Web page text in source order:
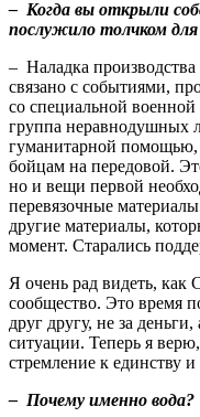
– Когда вы открыли
послужило толчком
– Наладка производства
связано с событиями,
со специальной
группа неравнодушных
гуманитарной помощью,
бойцам на передовой.
но и вещи первой
перевязочные
другие материалы,
момент. Старались
Я очень рад видеть, как
сообщество. Это время
друг другу, не за
ситуации. Теперь я
стремление к единству
– Почему именно вода?